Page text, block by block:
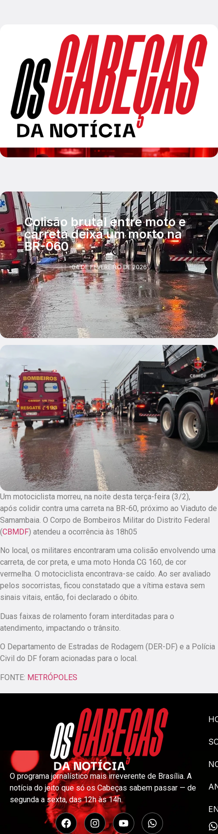
Colisão brutal entre moto e
carreta deixa um morto na
BR-060
04 DE FEVEREIRO DE 2026
Um motociclista morreu, na noite desta terça-feira (3/2),
após colidir contra uma carreta na BR-60, próximo ao Viaduto de
Samambaia. O Corpo de Bombeiros Militar do Distrito Federal
(CBMDF) atendeu a ocorrência às 18h05
No local, os militares encontraram uma colisão envolvendo uma
carreta, de cor preta, e uma moto Honda CG 160, de cor
vermelha. O motociclista encontrava-se caído. Ao ser avaliado
pelos socorristas, ficou constatado que a vítima estava sem
sinais vitais, então, foi declarado o óbito.
Duas faixas de rolamento foram interditadas para o
atendimento, impactando o trânsito.
O Departamento de Estradas de Rodagem (DER-DF) e a Polícia
Civil do DF foram acionadas para o local.
FONTE: METRÓPOLES
O programa jornalístico mais irreverente de Brasília. A
notícia do jeito que só os Cabeças sabem passar — de
segunda a sexta, das 12h às 14h.